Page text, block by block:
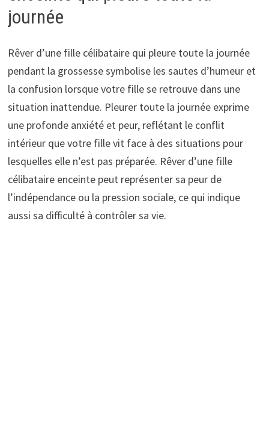
journée
Rêver d’une fille célibataire qui pleure toute la journée
pendant la grossesse symbolise les sautes d’humeur et
la confusion lorsque votre fille se retrouve dans une
situation inattendue. Pleurer toute la journée exprime
une profonde anxiété et peur, reflétant le conflit
intérieur que votre fille vit face à des situations pour
lesquelles elle n’est pas préparée. Rêver d’une fille
célibataire enceinte peut représenter sa peur de
l’indépendance ou la pression sociale, ce qui indique
aussi sa difficulté à contrôler sa vie.